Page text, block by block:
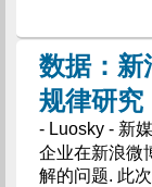
数据：新
规律研究
- Luosky - 新
企业在新浪微
解的问题. 此